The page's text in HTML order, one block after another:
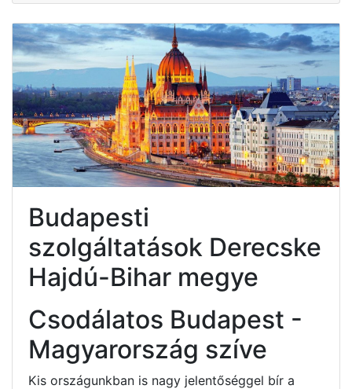
Budapesti
szolgáltatások Derecske
Hajdú-Bihar megye
Csodálatos Budapest -
Magyarország szíve
Kis országunkban is nagy jelentőséggel bír a